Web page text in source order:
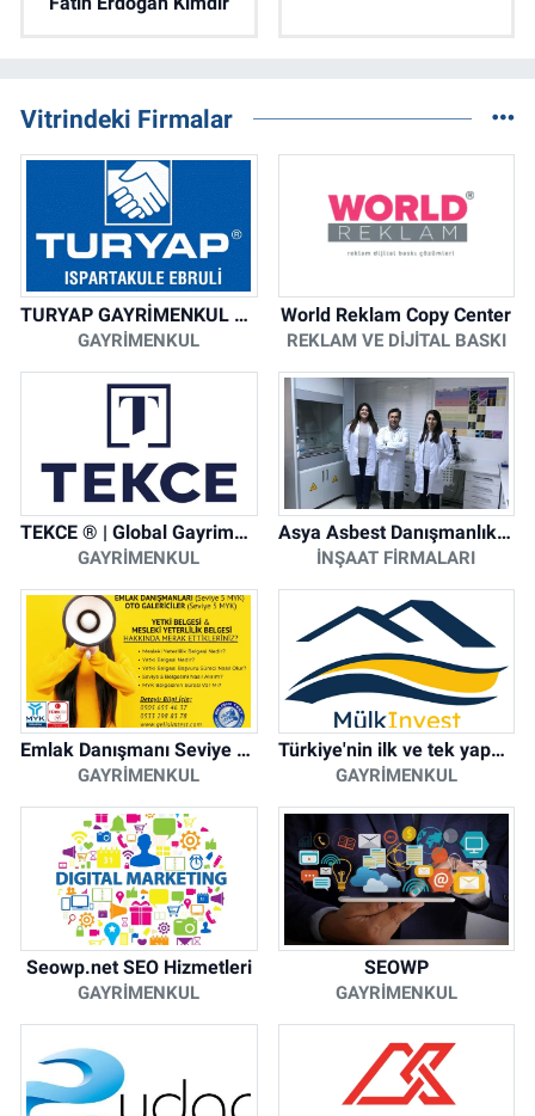
Vitrindeki Firmalar
TURYAP GAYRİMENKUL DANIŞMANLIK HİZMETLERİ
GAYRIMENKUL
World Reklam Copy Center
REKLAM VE DIJITAL BASKI
TEKCE ® | Global Gayrimenkul Şirketi
GAYRIMENKUL
Asya Asbest Danışmanlık - Asbest Söküm ve Asbest Raporu
İNŞAAT FIRMALARI
Emlak Danışmanı Seviye 5 Mesleki Yeterlilik Belgesi
GAYRIMENKUL
Türkiye'nin ilk ve tek yapay zeka destekli arsa ilan platformu
GAYRIMENKUL
Seowp.net SEO Hizmetleri
GAYRIMENKUL
SEOWP
GAYRIMENKUL